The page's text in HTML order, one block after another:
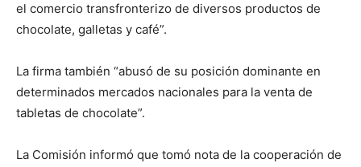
el comercio transfronterizo de diversos productos de
chocolate, galletas y café”.
La firma también “abusó de su posición dominante en
determinados mercados nacionales para la venta de
tabletas de chocolate”.
La Comisión informó que tomó nota de la cooperación de